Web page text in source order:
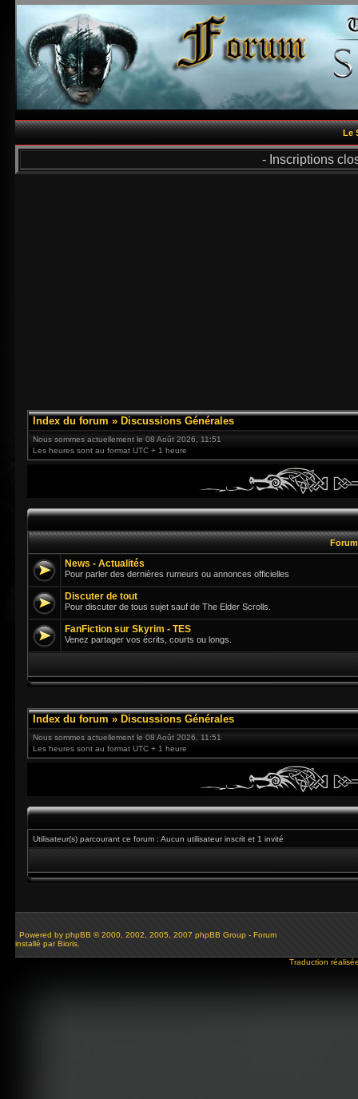
Le
- Inscriptions
Index du forum » Discussions Générales
Nous sommes actuellement le 08 Août 2026, 11:51
Les heures sont au format UTC + 1 heure
News - Actualités
Pour parler des dernières rumeurs ou annonces officielles
Discuter de tout
Pour discuter de tous sujet sauf de The Elder Scrolls.
FanFiction sur Skyrim - TES
Venez partager vos écrits, courts ou longs.
Index du forum » Discussions Générales
Nous sommes actuellement le 08 Août 2026, 11:51
Les heures sont au format UTC + 1 heure
Utilisateur(s) parcourant ce forum : Aucun utilisateur inscrit et 1 invité
Powered by phpBB © 2000, 2002, 2005, 2007 phpBB Group - Forum
installé par Bioris.
Traduction